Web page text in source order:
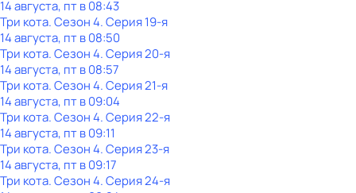
14 августа, пт в 08:43
Три кота. Сезон 4. Серия 19-я
14 августа, пт в 08:50
Три кота. Сезон 4. Серия 20-я
14 августа, пт в 08:57
Три кота. Сезон 4. Серия 21-я
14 августа, пт в 09:04
Три кота. Сезон 4. Серия 22-я
14 августа, пт в 09:11
Три кота. Сезон 4. Серия 23-я
14 августа, пт в 09:17
Три кота. Сезон 4. Серия 24-я